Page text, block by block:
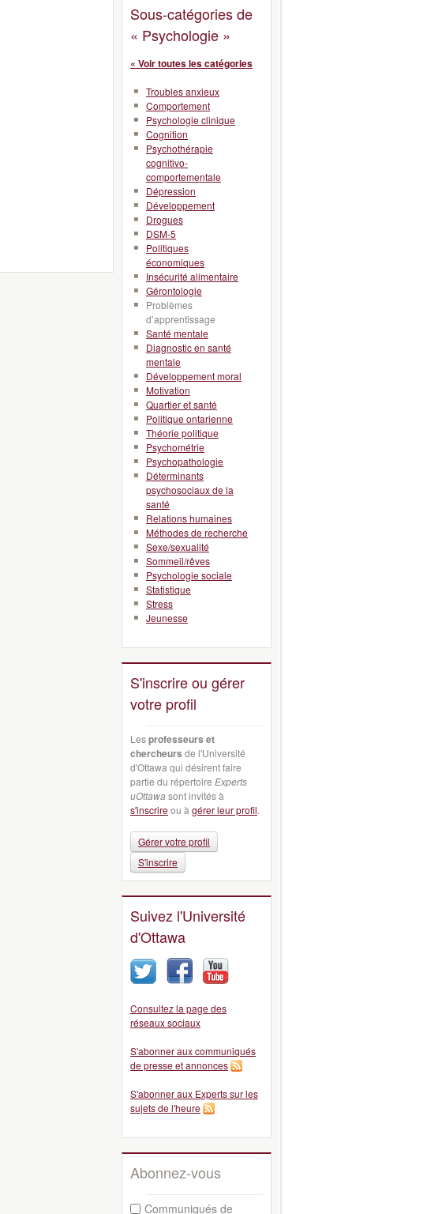
Sous-catégories de
« Psychologie »
« Voir toutes les catégories
Troubles anxieux
Comportement
Psychologie clinique
Cognition
Psychothérapie
cognitivo-
comportementale
Dépression
Développement
Drogues
DSM-5
Politiques
économiques
Insécurité alimentaire
Gérontologie
Problèmes
d’apprentissage
Santé mentale
Diagnostic en santé
mentale
Développement moral
Motivation
Quartier et santé
Politique ontarienne
Théorie politique
Psychométrie
Psychopathologie
Déterminants
psychosociaux de la
santé
Relations humaines
Méthodes de recherche
Sexe/sexualité
Sommeil/rêves
Psychologie sociale
Statistique
Stress
Jeunesse
S'inscrire ou gérer
votre profil
Lesprofesseurs et
chercheurs de l'Université
d'Ottawa qui désirent faire
partie du répertoire Experts
uOttawa sont invités à
s'inscrireou à gérer leur profil.
Gérer votre profil
S'inscrire
Suivez l'Université
d'Ottawa
Consultez la page des
réseaux sociaux
S'abonner aux communiqués
de presse et annonces
S'abonner aux Experts sur les
sujets de l'heure
Abonnez-vous
Communiqués de